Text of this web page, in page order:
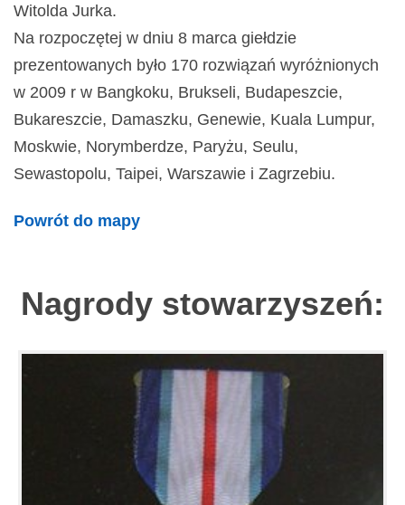
Witolda Jurka.
Na rozpoczętej w dniu 8 marca giełdzie
prezentowanych było 170 rozwiązań wyróżnionych
w 2009 r w Bangkoku, Brukseli, Budapeszcie,
Bukareszcie, Damaszku, Genewie, Kuala Lumpur,
Moskwie, Norymberdze, Paryżu, Seulu,
Sewastopolu, Taipei, Warszawie i Zagrzebiu.
Powrót do mapy
Nagrody stowarzyszeń: